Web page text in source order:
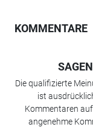
KOMMENTARE
Die qualifizierte
ist
Kommentaren
angenehme